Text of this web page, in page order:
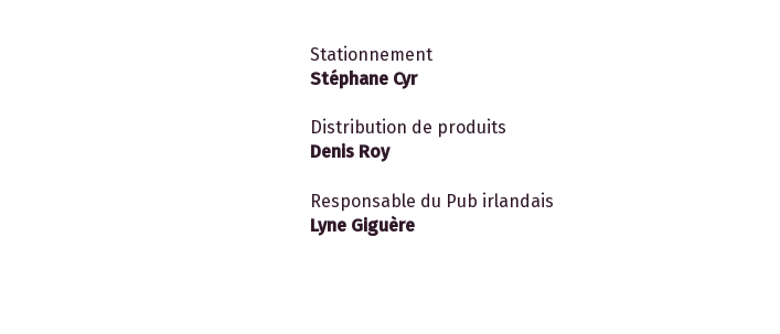
Stationnement
Stéphane Cyr
Distribution de produits
Denis Roy
Responsable du Pub irlandais
Lyne Giguère